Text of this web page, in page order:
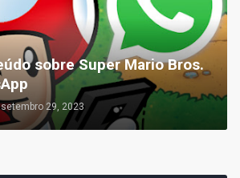
sobre Super Mario Bros.
setembro 29, 2023